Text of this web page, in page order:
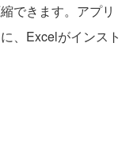
できます。アプリ
、Excelがインスト